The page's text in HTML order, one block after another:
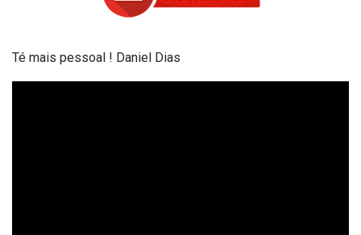
Té mais pessoal ! Daniel Dias